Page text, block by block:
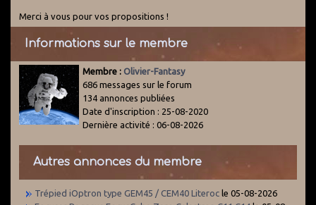
Merci à vous pour vos propositions !
Informations sur le membre
Membre : Olivier-Fantasy
686 messages sur le forum
134 annonces publiées
Date d'inscription : 25-08-2020
Dernière activité : 06-08-2026
Autres annonces du membre
Trépied iOptron type GEM45 / CEM40 Literoc le 05-08-2026